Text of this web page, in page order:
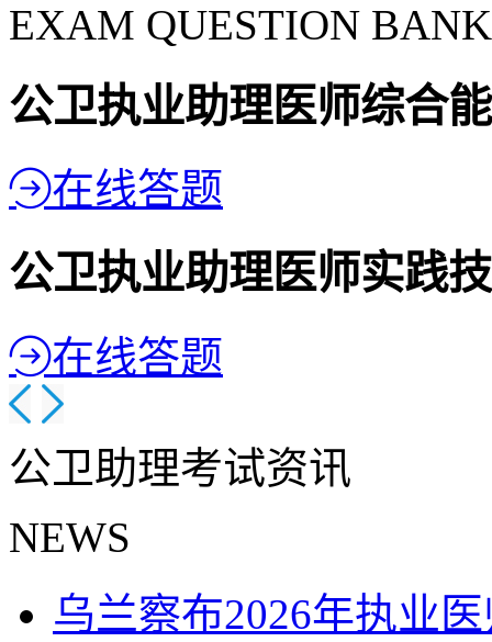
EXAM QUESTION BANK
公卫执业助理医师综合
在线答题
公卫执业助理医师实践
在线答题
公卫助理考试资讯
NEWS
乌兰察布2026年执业